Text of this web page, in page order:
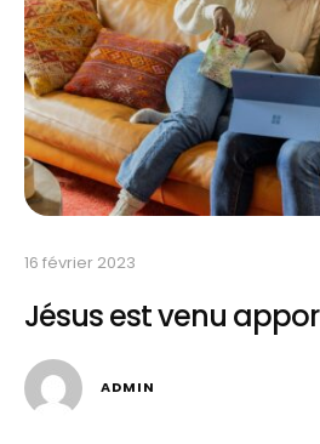
16 février 2023
Jésus est venu
ADMIN